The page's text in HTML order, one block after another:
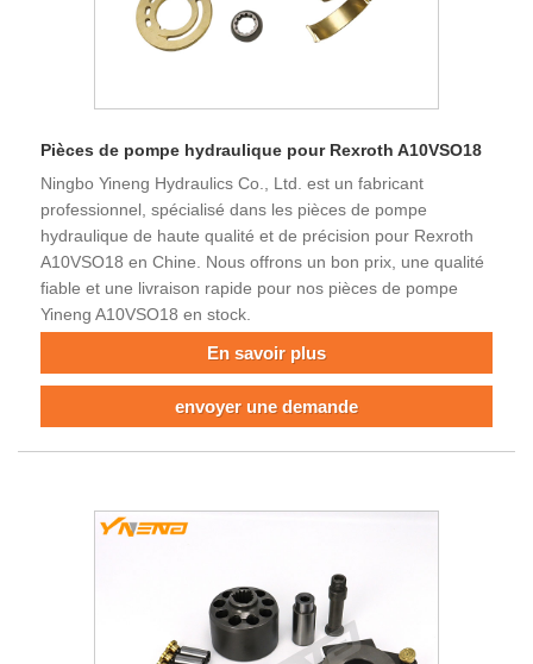
Pièces de pompe hydraulique pour Rexroth A10VSO18
Ningbo Yineng Hydraulics Co., Ltd. est un fabricant
professionnel, spécialisé dans les pièces de pompe
hydraulique de haute qualité et de précision pour Rexroth
A10VSO18 en Chine. Nous offrons un bon prix, une qualité
fiable et une livraison rapide pour nos pièces de pompe
Yineng A10VSO18 en stock.
En savoir plus
envoyer une demande